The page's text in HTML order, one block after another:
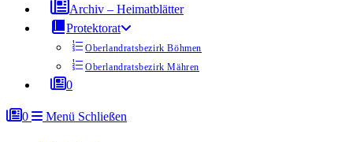
Archiv – Heimatblätter
Protektorat
Oberlandratsbezirk Böhmen
Oberlandratsbezirk Mähren
0
0 Menü Schließen